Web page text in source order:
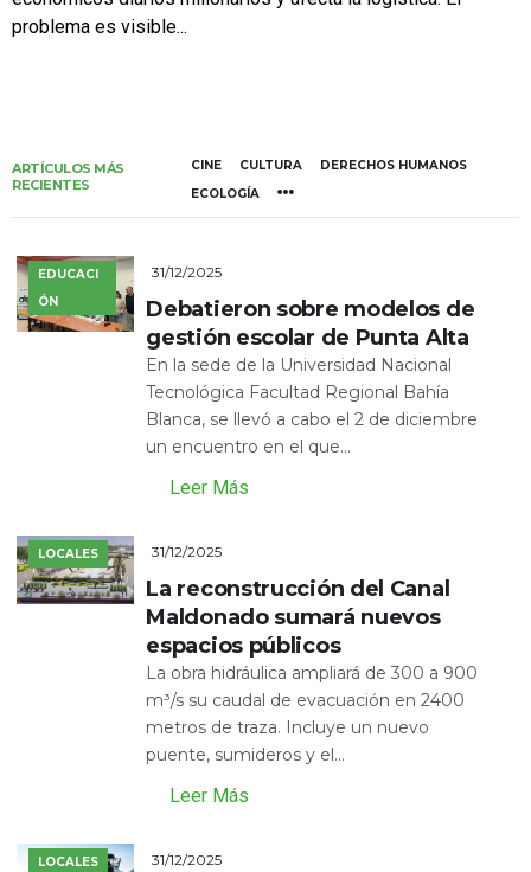
problema es visible...
ARTÍCULOS MÁS
RECIENTES
CINE CULTURA
DERECHOS HUMANOS
ECOLOGÍA
EDUCACI
ÓN
31/12/2025
Debatieron sobre modelos de
gestión escolar de Punta Alta
En la sede de la Universidad Nacional
Tecnológica Facultad Regional Bahía
Blanca, se llevó a cabo el 2 de diciembre
un encuentro en el que...
Leer Más
LOCALES 31/12/2025
La reconstrucción del Canal
Maldonado sumará nuevos
espacios públicos
La obra hidráulica ampliará de 300 a 900
m³/s su caudal de evacuación en 2400
metros de traza. Incluye un nuevo
puente, sumideros y el...
Leer Más
LOCALES 31/12/2025